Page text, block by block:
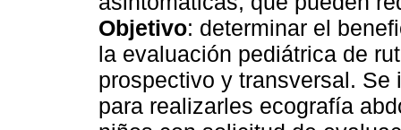
Objetivo: determinar el
la evaluación pediátrica de
prospectivo y transversal.
para realizarles ecografía